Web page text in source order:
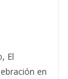
El
en